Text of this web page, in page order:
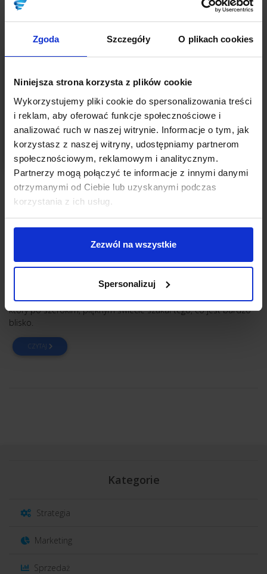
Zgoda Szczegóły O plikach cookies
Niniejsza strona korzysta z plików cookie
Wykorzystujemy pliki cookie do spersonalizowania treści
i reklam, aby oferować funkcje społecznościowe i
analizować ruch w naszej witrynie. Informacje o tym, jak
korzystasz z naszej witryny, udostępniamy partnerom
społecznościowym, reklamowym i analitycznym.
Partnerzy mogą połączyć te informacje z innymi danymi
otrzymanymi od Ciebie lub uzyskanymi podczas
korzystania z ich usług.
Zezwól na wszystkie
Spersonalizuj
INSPIRACJE
Czy wiesz, gdzie ukryty jest pomysł na Twoją
firmę?
Czy może być coś cenniejszego od znalezienia dobrego pomysłu
na biznes? Liczba osób, które w internecie poszukują informacji
na ten temat, świadczy o tym, że chyba nie. Okazuje się jednak,
że wielu ludzi przypomina pod tym względem Koziołka Matołka,
który po szerokim, pięknym świecie szukał tego, co jest bardzo
blisko.
CZYTAJ
Kategorie
Strategia
Marketing
Sprzedaż